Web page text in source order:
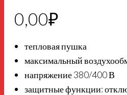
0,00₽
тепловая пушка
максимальный
напряжение 380/400 В
защитные функции: